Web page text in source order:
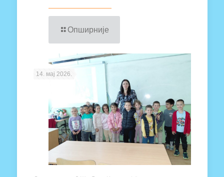
Опширније
14. мај 2026.